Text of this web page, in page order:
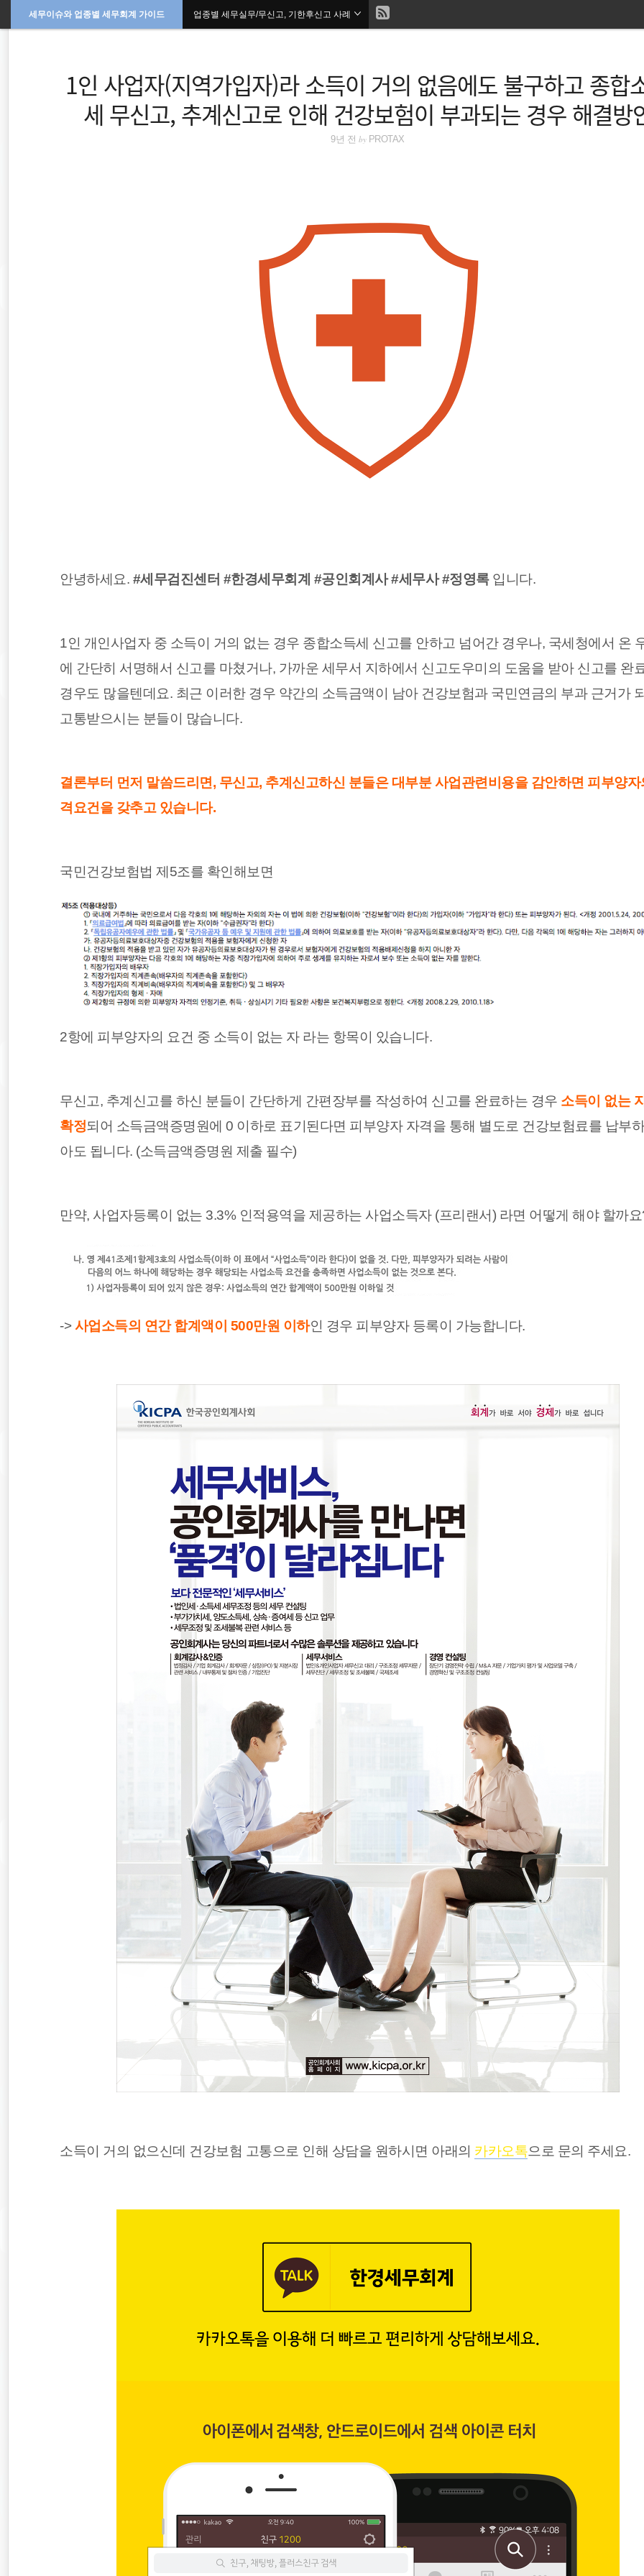
문
세무이슈와 업종별 세무회계 가이드 현
::
업종별 세무실무/무신고, 기한후신고 사례
1인 사업자(지역가입자)라 소득이 거의 없음에도 불구하고 종합
세 무신고, 추계신고로 인해 건강보험이 부과되는 경우 해결방
9년 전 byPROTAX
안녕하세요. #세무검진센터 #한경세무회계 #공인회계사 #세무사 #정영록입니다.
1인 개인사업자 중 소득이 거의 없는 경우 종합소득세 신고를 안하고 넘어간 경우나, 국세청에서 온
에 간단히 서명해서 신고를 마쳤거나, 가까운 세무서 지하에서 신고도우미의 도움을 받아 신고를 완
경우도 많을텐데요. 최근 이러한 경우 약간의 소득금액이 남아 건강보험과 국민연금의 부과 근거가
고통받으시는 분들이 많습니다.
결론부터 먼저 말씀드리면, 무신고, 추계신고하신 분들은 대부분사업관련비용을 감안하면 피부양자
격요건을 갖추고 있습니다.
국민건강보험법 제5조를 확인해보면
2항에 피부양자의 요건 중 소득이 없는 자 라는 항목이 있습니다.
무신고, 추계신고를 하신 분들이 간단하게 간편장부를 작성하여 신고를 완료하는 경우 소득이 없는
확정되어 소득금액증명원에 0 이하로 표기된다면 피부양자 자격을 통해 별도로 건강보험료를 납부
아도 됩니다. (소득금액증명원 제출 필수)
만약, 사업자등록이 없는 3.3% 인적용역을 제공하는 사업소득자 (프리랜서) 라면 어떻게 해야 할까
->사업소득의 연간 합계액이 500만원 이하인 경우 피부양자 등록이 가능합니다.
소득이 거의 없으신데 건강보험 고통으로 인해 상담을 원하시면 아래의 카카오톡으로 문의 주세요.